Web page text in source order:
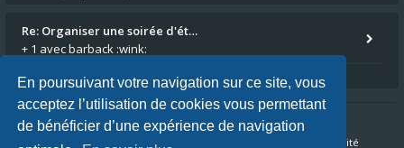
En poursuivant votre navigation sur ce site, vous
acceptez l’utilisation de cookies vous permettant
de bénéficier d’une expérience de navigation
Re: Organiser une soirée d'ét…
+ 1 avec barback :wink:
Kawaer5,19 juil. 2026, 15:30
Accueil du forum FAQ Confidentialité